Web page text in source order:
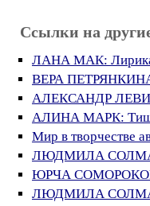
Ссылки на
ЛАНА МАК:
ВЕРА
АЛЕКСАНДР
АЛИНА МАРК:
Мир в творчестве
ЛЮДМИЛА СОЛМА:
ЮРЧА СОМОРОКОВ:
ЛЮДМИЛА СОЛМА: